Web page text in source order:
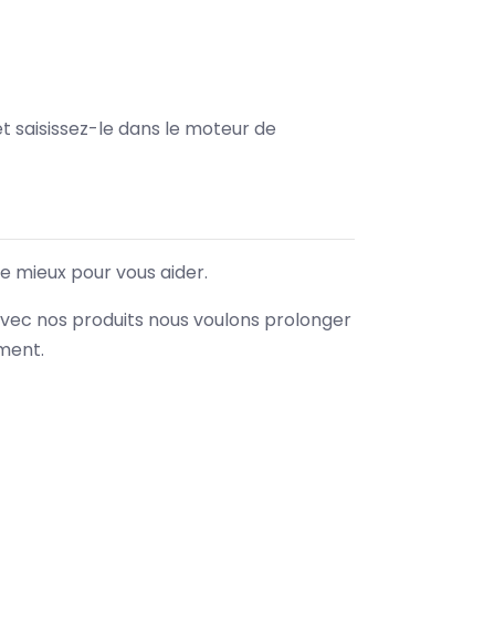
saisissez-le dans le moteur de
mieux pour vous aider.
nos produits nous voulons prolonger